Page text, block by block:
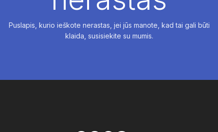
Puslapis, kurio ieškote nerastas, jei jūs manote, kad tai gali būti
klaida, susisiekite su mumis.